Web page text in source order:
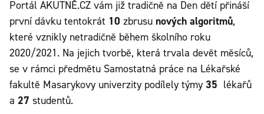
Portál AKUTNĚ.CZ vám již tradičně na Den dětí přináší
první dávku tentokrát 10 zbrusu nových algoritmů,
které vznikly netradičně během školního roku
2020/2021. Na jejich tvorbě, která trvala devět měsíců,
se v rámci předmětu Samostatná práce na Lékařské
fakultě Masarykovy univerzity podílely týmy 35 lékařů
a 27 studentů.